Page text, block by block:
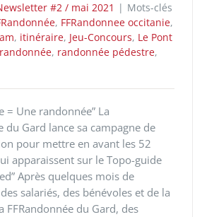
#2 / mai 2021 | Mots-clés
, FFRandonnee occitanie,
, itinéraire, Jeu-Concours, Le Pont
randonnée, randonnée pédestre,
= Une randonnée” La
du Gard lance sa campagne de
pour mettre en avant les 52
apparaissent sur le Topo-guide
Après quelques mois de
salariés, des bénévoles et de la
FFRandonnée du Gard, des